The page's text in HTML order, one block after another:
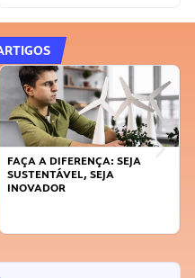
FAÇA A DIFERENÇA: SEJA
SUSTENTÁVEL, SEJA
INOVADOR